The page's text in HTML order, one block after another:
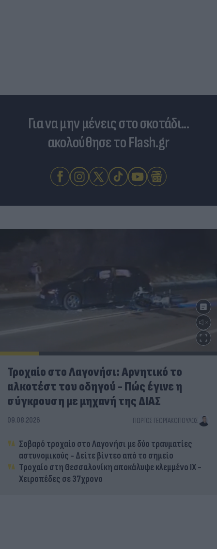
Για να μην μένεις στο σκοτάδι...
ακολούθησε το Flash.gr
Τροχαίο στο Λαγονήσι: Αρνητικό το
αλκοτέστ του οδηγού - Πώς έγινε η
σύγκρουση με μηχανή της ΔΙΑΣ
09.08.2026 ΓΙΏΡΓΟΣ ΓΕΩΡΓΑΚΌΠΟΥΛΟΣ
Σοβαρό τροχαίο στο Λαγονήσι με δύο τραυματίες
αστυνομικούς - Δείτε βίντεο από το σημείο
Τροχαίο στη Θεσσαλονίκη αποκάλυψε κλεμμένο ΙΧ -
Χειροπέδες σε 37χρονο